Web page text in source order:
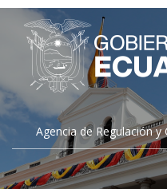
Agencia de Regulación